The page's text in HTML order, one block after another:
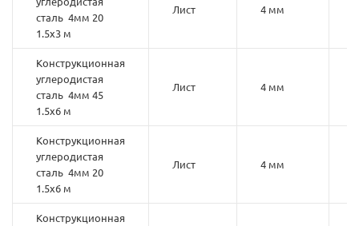
сталь 4мм 20
1.5х3 м
Лист 4 мм
Конструкционная
углеродистая
сталь 4мм 45
1.5х6 м
Лист 4 мм
Конструкционная
углеродистая
сталь 4мм 20
1.5х6 м
Лист 4 мм
Конструкционная